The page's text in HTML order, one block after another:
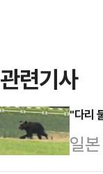
관련기사
"다리
일